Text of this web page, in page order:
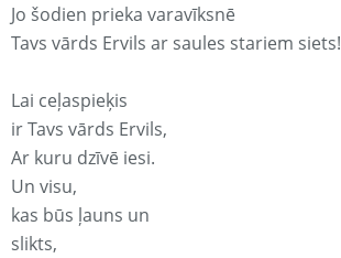
Jo šodien prieka varavīksnē
Tavs vārds Ervils ar saules stariem siets!
Lai ceļaspieķis
ir Tavs vārds Ervils,
Ar kuru dzīvē iesi.
Un visu,
kas būs ļauns un
slikts,